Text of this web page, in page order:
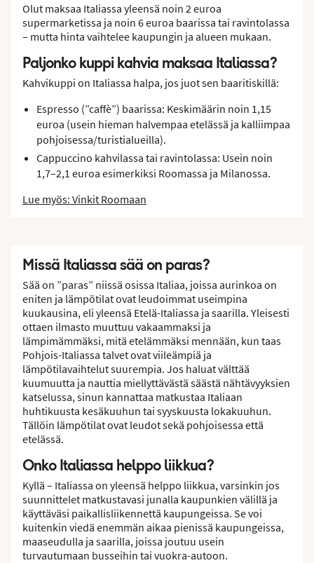
Olut maksaa Italiassa yleensä noin 2 euroa
supermarketissa ja noin 6 euroa baarissa tai ravintolassa
– mutta hinta vaihtelee kaupungin ja alueen mukaan.
Paljonko kuppi kahvia maksaa Italiassa?
Kahvikuppi on Italiassa halpa, jos juot sen baaritiskillä:
Espresso (”caffè”) baarissa: Keskimäärin noin 1,15
euroa (usein hieman halvempaa etelässä ja kalliimpaa
pohjoisessa/turistialueilla).
Cappuccino kahvilassa tai ravintolassa: Usein noin
1,7–2,1 euroa esimerkiksi Roomassa ja Milanossa.
Lue myös: Vinkit Roomaan
Missä Italiassa sää on paras?
Sää on ”paras” niissä osissa Italiaa, joissa aurinkoa on
eniten ja lämpötilat ovat leudoimmat useimpina
kuukausina, eli yleensä Etelä-Italiassa ja saarilla. Yleisesti
ottaen ilmasto muuttuu vakaammaksi ja
lämpimämmäksi, mitä etelämmäksi mennään, kun taas
Pohjois-Italiassa talvet ovat viileämpiä ja
lämpötilavaihtelut suurempia. Jos haluat välttää
kuumuutta ja nauttia miellyttävästä säästä nähtävyyksien
katselussa, sinun kannattaa matkustaa Italiaan
huhtikuusta kesäkuuhun tai syyskuusta lokakuuhun.
Tällöin lämpötilat ovat leudot sekä pohjoisessa että
etelässä.
Onko Italiassa helppo liikkua?
Kyllä – Italiassa on yleensä helppo liikkua, varsinkin jos
suunnittelet matkustavasi junalla kaupunkien välillä ja
käyttäväsi paikallisliikennettä kaupungeissa. Se voi
kuitenkin viedä enemmän aikaa pienissä kaupungeissa,
maaseudulla ja saarilla, joissa joutuu usein
turvautumaan busseihin tai vuokra-autoon.